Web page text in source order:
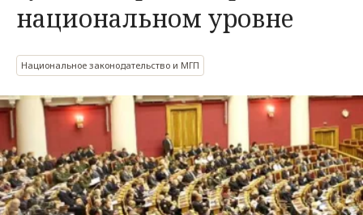
национальном уровне
Национальное законодательство и МГП